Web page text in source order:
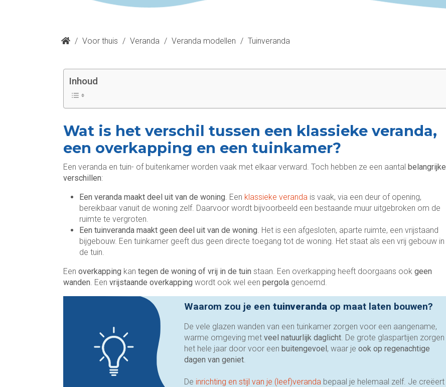
/ Voor thuis / Veranda / Veranda modellen / Tuinveranda
Inhoud
Wat is het verschil tussen een klassieke veranda,
een overkapping en een tuinkamer?
Een veranda en tuin- of buitenkamer worden vaak met elkaar verward. Toch hebben ze een aantal belangrijke
verschillen:
Een veranda maakt deel uit van de woning. Een klassieke veranda is vaak, via een deur of opening,
bereikbaar vanuit de woning zelf. Daarvoor wordt bijvoorbeeld een bestaande muur uitgebroken om de
ruimte te vergroten.
Een tuinveranda maakt geen deel uit van de woning. Het is een afgesloten, aparte ruimte, een vrijstaand
bijgebouw. Een tuinkamer geeft dus geen directe toegang tot de woning. Het staat als een vrij gebouw in
de tuin.
Een overkapping kan tegen de woning of vrij in de tuin staan. Een overkapping heeft doorgaans ook geen
wanden. Een vrijstaande overkapping wordt ook wel een pergola genoemd.
Waarom zou je eentuinveranda op maat laten bouwen?
De vele glazen wanden van een tuinkamer zorgen voor een aangename,
warme omgeving metveel natuurlijk daglicht. De grote glaspartijen zorgen
het hele jaar door voor eenbuitengevoel, waar je ook op regenachtige
dagen van geniet.
De inrichting en stijl van je (leef)veranda bepaal je helemaal zelf. Je creëert